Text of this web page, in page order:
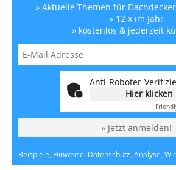
» Aktuelle Themen für
» 12 x im Jahr
» kostenlos & jederzeit
Anti-Roboter-
Hier klicken
» Jetzt anmelden!
Beispiele, Hinweise: Datenschutz, Analyse,